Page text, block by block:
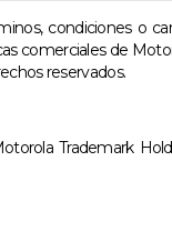
condiciones o
comerciales de
reservados.
Trademark